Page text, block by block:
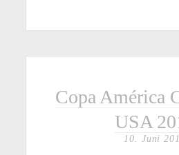
Copa América
USA
10. Juni